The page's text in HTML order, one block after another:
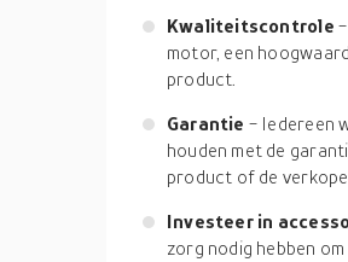
Kwaliteitscontrole -
motor, een
product.
Garantie - Iedereen
houden met de
product of de
Investeer in
zorg nodig hebben